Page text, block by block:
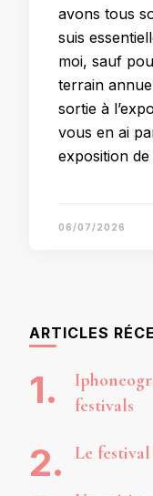
avons tous
suis
moi, sauf
terrain
sortie à
vous en ai
exposition
06/07/2026
ARTICLES
festivals
Le